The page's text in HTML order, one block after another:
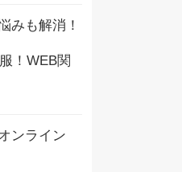
みも解消！
！WEB関
ンライン